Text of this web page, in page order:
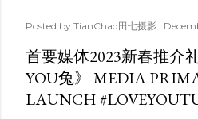
Posted by TianChad田七摄影
首要媒体2023新春推介
YOU兔》 MEDIA
LAUNCH